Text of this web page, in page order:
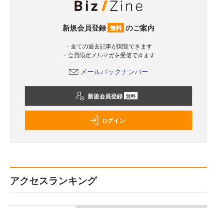
新規会員登録 無料 のご案内
・全ての過去記事が閲覧できます
・会員限定メルマガを受信できます
メールバックナンバー
新規会員登録 無料
ログイン
アクセスランキング